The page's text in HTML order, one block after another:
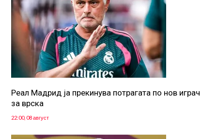
Реал Мадрид ја прекинува потрагата по нов играч
за врска
22:00, 08 август